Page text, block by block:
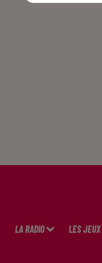
LA RADIO LES JEUX